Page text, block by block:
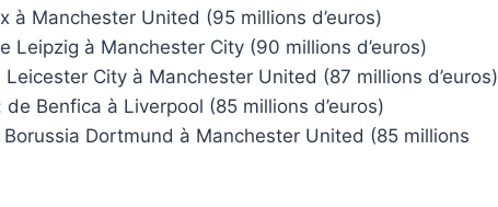
à Manchester United (95 millions d’euros)
Leipzig à Manchester City (90 millions d’euros)
Leicester City à Manchester United (87 millions d’euros)
de Benfica à Liverpool (85 millions d’euros)
Borussia Dortmund à Manchester United (85 millions